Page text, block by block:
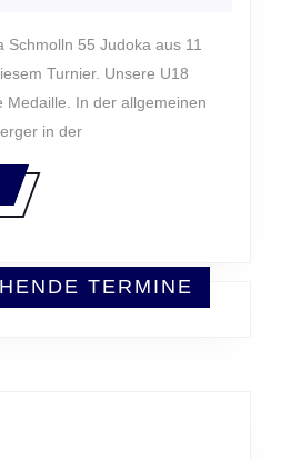
Turnier. Unsere U18
Medaille. In der allgemeinen
in der
TERMINE